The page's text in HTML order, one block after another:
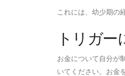
これには、幼少期の
トリガ
お金について自分が
いてください。お金